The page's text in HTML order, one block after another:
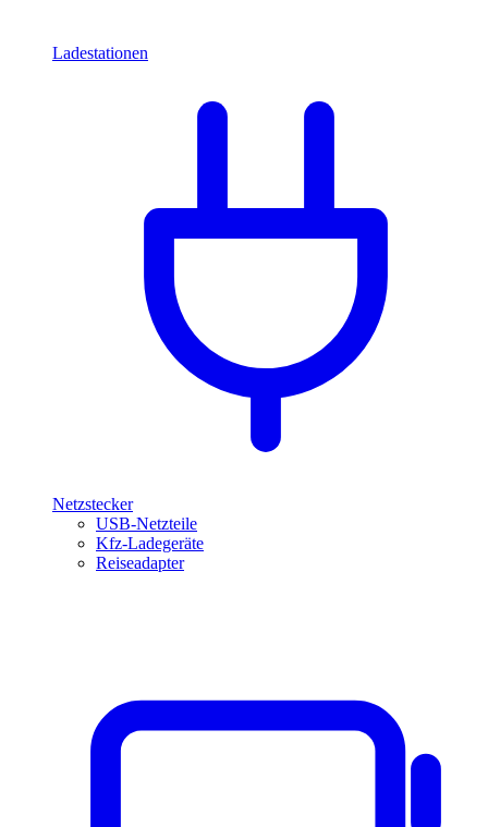
Ladestationen
Netzstecker
USB-Netzteile
Kfz-Ladegeräte
Reiseadapter